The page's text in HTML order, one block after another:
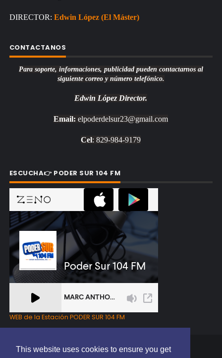
This website uses cookies to ensure you get
DIRECTOR: Edwin López (El Máster)
CONTACTANOS
Para soporte, informaciones, publicidad pueden contactarnos al
siguiente correo y número telefónico.
Edwin López Director.
Email: elpoderdelsur23@gmail.com
Cel: 829-984-9179
ESCUCHA👉 PODER SUR 104 FM
WEB de la Estación PODER SUR 104 FM